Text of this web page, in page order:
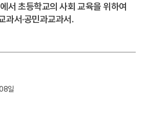
서 초등학교의 사회 교육을 위하여
과서·공민과교과서.
일